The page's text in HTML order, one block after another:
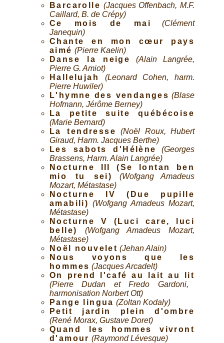
Barcarolle (Jacques Offenbach, M.F.
Caillard, B. de Crépy)
Ce mois de mai
(Clément
Janequin)
Chante en mon cœur pays
aimé (Pierre Kaelin)
Danse la neige
(Alain Langrée,
Pierre G. Amiot)
Hallelujah
(Leonard Cohen, harm.
Pierre Huwiler)
L'hymne des vendanges (Blase
Hofmann, Jérôme Berney)
La petite suite québécoise
(Marie Bernard)
La tendresse
(Noël Roux, Hubert
Giraud, Harm. Jacques Berthe)
Les sabots d'Hélène
(Georges
Brassens, Harm. Alain Langrée)
Nocturne III (Se lontan ben
mio tu sei)
(Wofgang Amadeus
Mozart, Métastase)
Nocturne IV (Due pupille
amabili) (Wofgang Amadeus Mozart,
Métastase)
Nocturne V (Luci care, luci
belle)
(Wofgang Amadeus Mozart,
Métastase)
Noël nouvelet (Jehan Alain)
Nous voyons que les
hommes (Jacques Arcadelt)
On prend l'café au lait au lit
(Pierre Dudan et Fredo Gardoni,
harmonisation Norbert Ott)
Pange lingua (Zoltan Kodaly)
Petit jardin plein d'ombre
(René Morax, Gustave Doret)
Quand les hommes vivront
d'amour (Raymond Lévesque)